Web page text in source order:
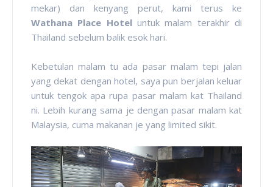
mekar) dan kenyang perut, kami terus ke
Wathana Place Hoteluntuk malam terakhir di
Thailand sebelum balik esok hari.
Kebetulan malam tu ada pasar malam tepi jalan
yang dekat dengan hotel, saya pun berjalan keluar
untuk tengok apa rupa pasar malam kat Thailand
ni. Lebih kurang sama je dengan pasar malam kat
Malaysia, cuma makanan je yang limited sikit.